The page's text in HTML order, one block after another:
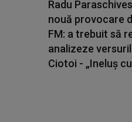
Radu
nouă provocare
FM: a trebuit să
analizeze
Ciotoi - „Ineluș